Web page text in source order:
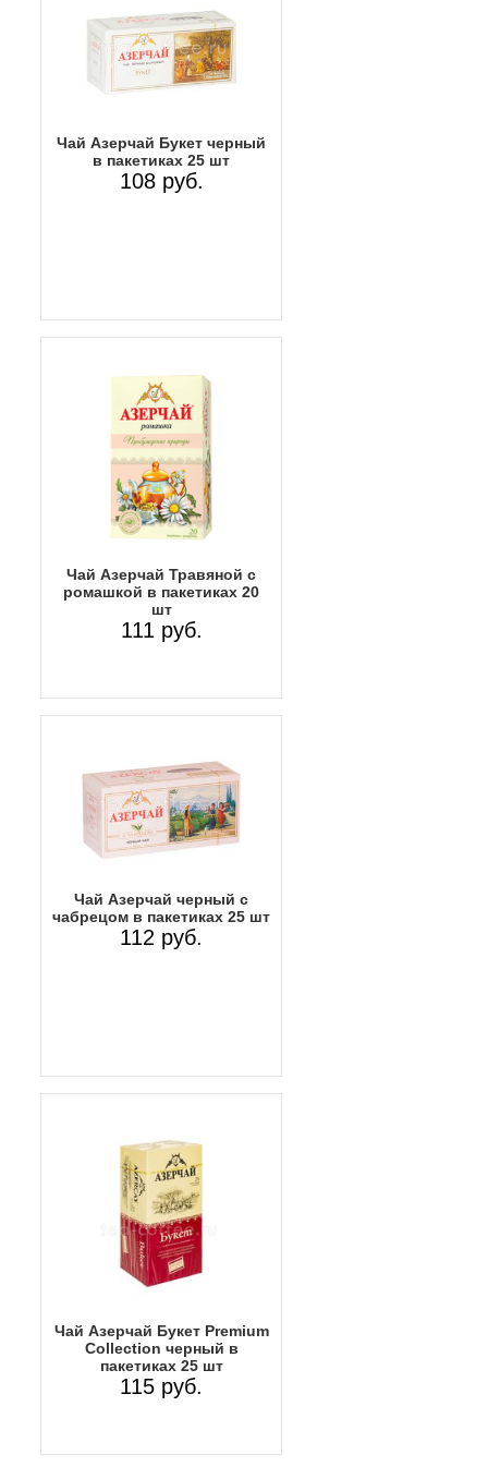
Чай Азерчай Букет черный
в пакетиках 25 шт
108 руб.
Чай Азерчай Травяной с
ромашкой в пакетиках 20
шт
111 руб.
Чай Азерчай черный с
чабрецом в пакетиках 25 шт
112 руб.
Чай Азерчай Букет Premium
Collection черный в
пакетиках 25 шт
115 руб.